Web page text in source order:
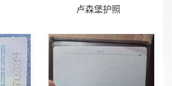
卢森堡护照